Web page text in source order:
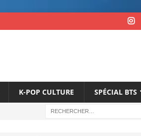
K-POP CULTURE SPÉCIAL BTS